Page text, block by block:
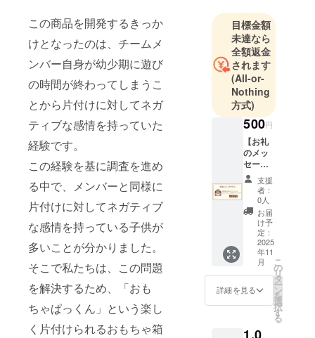
この商品を開発するきっか
けとなったのは、チームメ
ンバー自身が幼少期に遊び
の時間が終わってしまうこ
とから片付けに対してネガ
ティブな感情を持っていた
経験です。
この経験を基に調査を進め
る中で、メンバーと同様に
片付けに対してネガティブ
な感情を持っている子供が
多いことが分かりました。
そこで私たちは、この問題
を解決するため、「おも
ちゃぱっくん」という楽し
く片付けられるおもちゃ箱
目標金額
未達なら
全額返金
されます
(All-or-
Nothing
方式)
500円
【お礼
のメッ
セー
ジ】 感
謝の気
持ちを
込め
て、お
礼の
メール
をお送
りしま
す。
支援
者：
0人
お届
け予
定：
2025
年11
月
詳細を見る
こ
の
リ
タ
ー
ン
を
選
択
す
る
1,0